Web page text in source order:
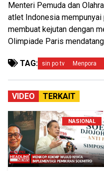
Menteri Pemuda dan
atlet Indonesia mempunyai
membuat kejutan dengan
Olimpiade Paris
TAG: sin po tv Menpora
VIDEO TERKAIT
NASIONAL